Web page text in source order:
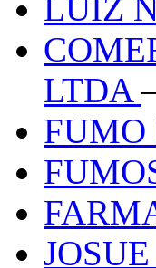
LUIZ
LTDA